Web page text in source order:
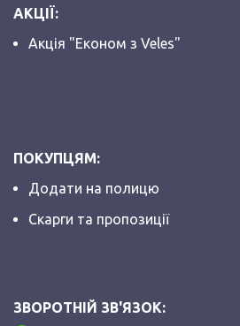
АКЦІЇ:
Акція "Економ з Veles"
ПОКУПЦЯМ:
Додати на полицю
Скарги та пропозиції
ЗВОРОТНІЙ ЗВ'ЯЗОК: